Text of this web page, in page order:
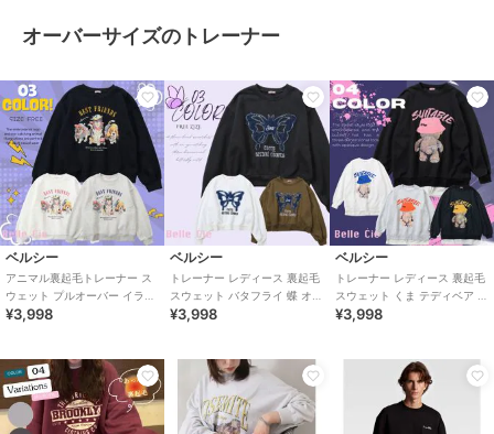
オーバーサイズのトレーナー
ベルシー
アニマル裏起毛トレーナー ス
ウェット プルオーバー イラス
ト オーバーサイズ レトロ レデ
¥3,998
ベルシー
トレーナー レディース 裏起毛
スウェット バタフライ 蝶 オー
バーサイズ ストリート 韓国
¥3,998
ベルシー
トレーナー レディース 裏起毛
スウェット くま テディベア オ
ーバーサイズ ストリート 韓国
¥3,998